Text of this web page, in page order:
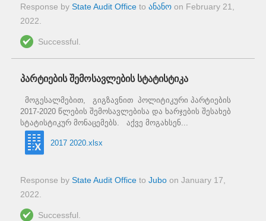
Response by State Audit Office to ანანო on February 21,
2022
Successful.
პარტიების შემოსავლების სტატისტიკა
მოგესალმებით, გიგზავნით პოლიტიკური პარტიების
2017-2020 წლების შემოსავლებისა და ხარჯების შესახებ
სტატისტიკურ მონაცემებს. აქვე მოგახსენ...
2017 2020.xlsx
Response by State Audit Office to Jubo on January 17,
2022.
Successful.